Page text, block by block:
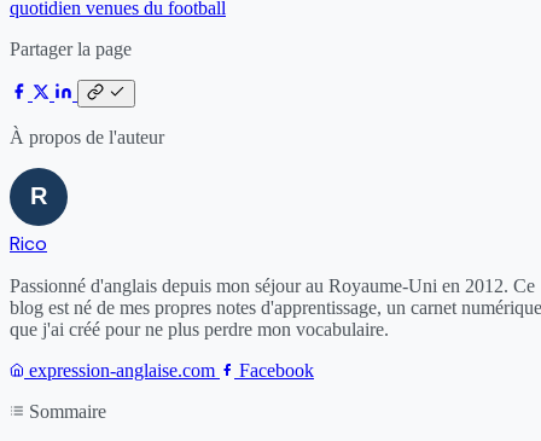
quotidien venues du football
Partager la page
À propos de l'auteur
Rico
Passionné d'anglais depuis mon séjour au Royaume-Uni en 2012. Ce
blog est né de mes propres notes d'apprentissage, un carnet numérique
que j'ai créé pour ne plus perdre mon vocabulaire.
expression-anglaise.com
Facebook
Sommaire